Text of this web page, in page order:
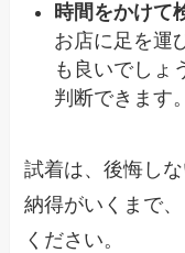
時間をかけて
お店に足を運
も良いでしょ
判断できます。
試着は、後悔し
納得がいくまで
ください。